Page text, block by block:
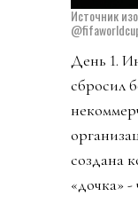
Источник
День 1.
сбросил
создана
«дочка»